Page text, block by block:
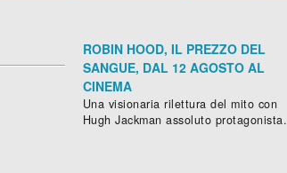
ROBIN HOOD, IL PREZZO DEL
SANGUE, DAL 12 AGOSTO AL
CINEMA
Una visionaria rilettura del mito con
Hugh Jackman assoluto protagonista.